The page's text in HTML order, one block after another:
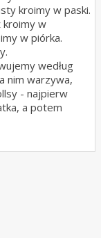
kroimy w paski.
kroimy w
w piórka.
według
nim warzywa,
- najpierw
a potem